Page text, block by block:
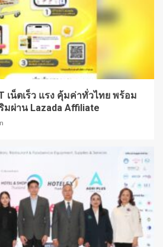
เน็ตเร็ว แรง คุ้มค่าทั่วไทย พร้อม
มผ่าน Lazada Affiliate